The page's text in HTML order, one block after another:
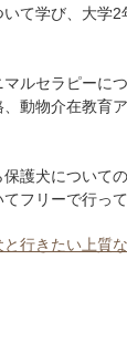
て学び、大学2
ルセラピーに
動物介在教育
護犬について
フリーで行って
と行きたい上質